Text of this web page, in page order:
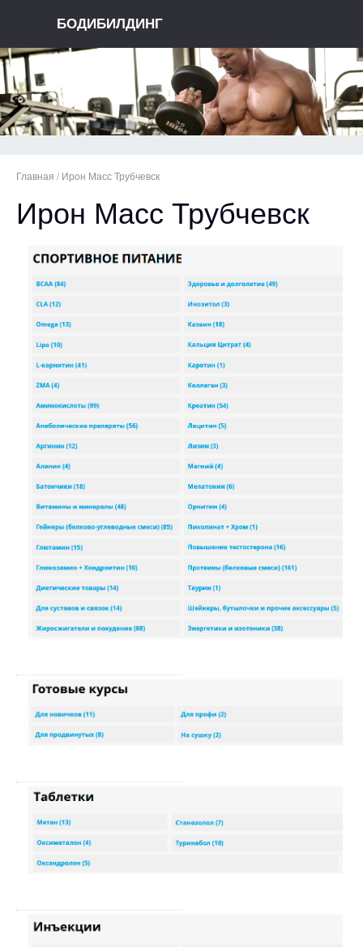
БОДИБИЛДИНГ
Главная / Ирон Масс Трубчевск
Ирон Масс Трубчевск